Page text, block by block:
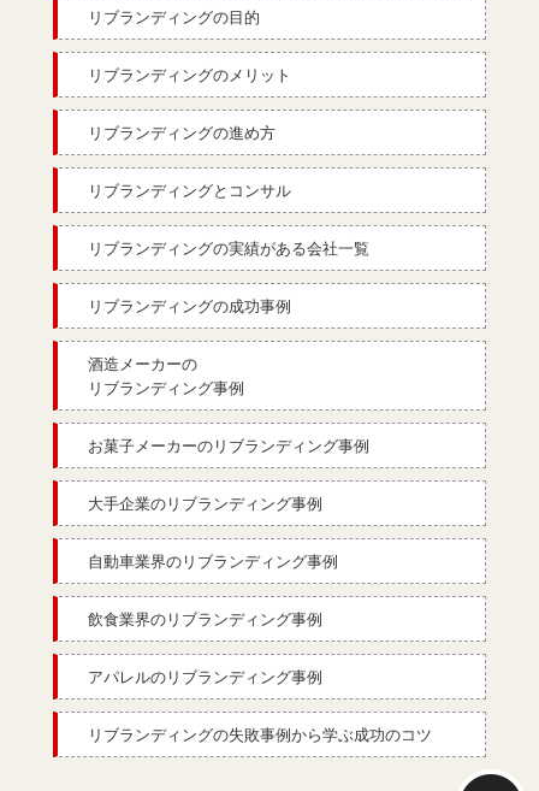
リブランディングの目的
リブランディングのメリット
リブランディングの進め方
リブランディングとコンサル
リブランディングの実績がある会社一覧
リブランディングの成功事例
酒造メーカーの
リブランディング事例
お菓子メーカーのリブランディング事例
大手企業のリブランディング事例
自動車業界のリブランディング事例
飲食業界のリブランディング事例
アパレルのリブランディング事例
リブランディングの失敗事例から学ぶ成功のコツ